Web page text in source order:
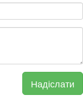
Надіслати